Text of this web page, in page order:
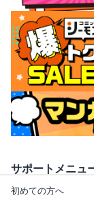
サポートメニュ
初めての方へ